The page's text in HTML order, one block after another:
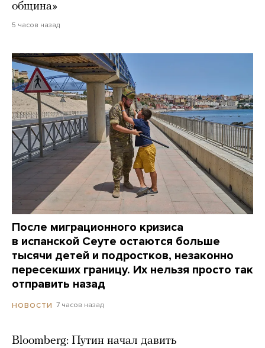
община»
5 часов назад
После миграционного кризиса
в испанской Сеуте остаются больше
тысячи детей и подростков, незаконно
пересекших границу. Их нельзя просто так
отправить назад
НОВОСТИ 7 часов назад
Bloomberg: Путин начал давить